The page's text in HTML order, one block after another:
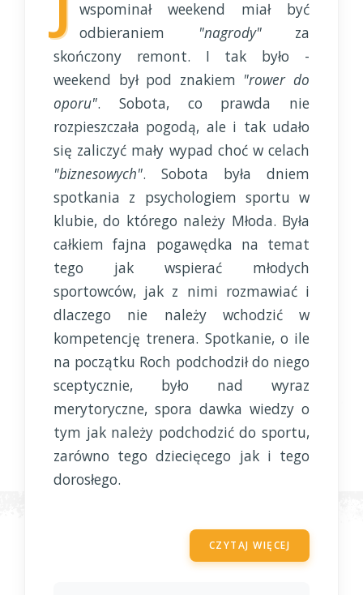
wspominał weekend miał być
odbieraniem
"nagrody"za
skończony remont. I tak było -
weekend był pod znakiem "rower do
oporu". Sobota, co prawda nie
rozpieszczała pogodą, ale i tak udało
się zaliczyć mały wypad choć w celach
"biznesowych". Sobota była dniem
spotkania z psychologiem sportu w
klubie, do którego należy Młoda. Była
całkiem fajna pogawędka na temat
tego jak wspierać młodych
sportowców, jak z nimi rozmawiać i
dlaczego nie należy wchodzić w
kompetencję trenera. Spotkanie, o ile
na początku Roch podchodził do niego
sceptycznie, było nad wyraz
merytoryczne, spora dawka wiedzy o
tym jak należy podchodzić do sportu,
zarówno tego dziecięcego jak i tego
dorosłego.
CZYTAJ WIĘCEJ